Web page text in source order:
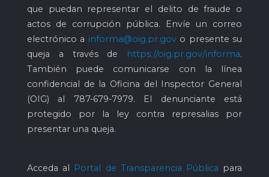
que puedan representar el delito de fraude o
actos de corrupción pública. Envíe un correo
electrónico a informa@oig.pr.govo presente su
queja a través de
https://oig.pr.gov/informa.
También puede comunicarse con la línea
confidencial de la Oficina del Inspector General
(OIG) al 787-679-7979. El denunciante está
protegido por la ley contra represalias por
presentar una queja.
Acceda al Portal de Transparencia Pública para